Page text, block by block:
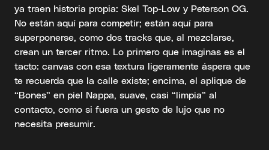
ya traen historia propia: Skel Top-Low y Peterson OG.
No están aquí para competir; están aquí para
superponerse, como dos tracks que, al mezclarse,
crean un tercer ritmo. Lo primero que imaginas es el
tacto: canvas con esa textura ligeramente áspera que
te recuerda que la calle existe; encima, el aplique de
“Bones” en piel Nappa, suave, casi “limpia” al
contacto, como si fuera un gesto de lujo que no
necesita presumir.